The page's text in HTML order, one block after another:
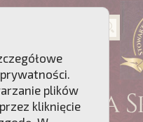
.
plików
kliknięcie